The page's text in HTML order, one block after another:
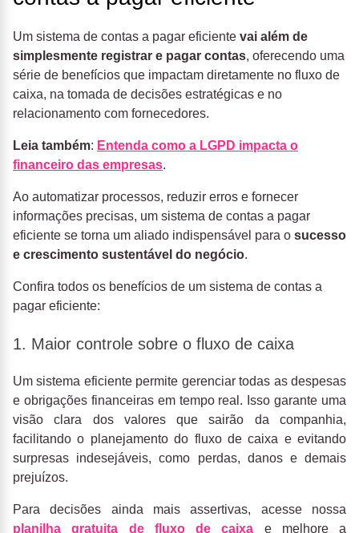
Um sistema de contas a pagar eficiente vai além de
simplesmente registrar e pagar contas, oferecendo uma
série de benefícios que impactam diretamente no fluxo de
caixa, na tomada de decisões estratégicas e no
relacionamento com fornecedores.
Leia também: Entenda como a LGPD impacta o
financeiro das empresas.
Ao automatizar processos, reduzir erros e fornecer
informações precisas, um sistema de contas a pagar
eficiente se torna um aliado indispensável para o sucesso
e crescimento sustentável do negócio.
Confira todos os benefícios de um sistema de contas a
pagar eficiente:
1. Maior controle sobre o fluxo de caixa
Um sistema eficiente permite gerenciar todas as despesas
e obrigações financeiras em tempo real. Isso garante uma
visão clara dos valores que sairão da companhia,
facilitando o planejamento do fluxo de caixa e evitando
surpresas indesejáveis, como perdas, danos e demais
prejuízos.
Para decisões ainda mais assertivas, acesse nossa
planilha gratuita de fluxo de caixa e melhore a